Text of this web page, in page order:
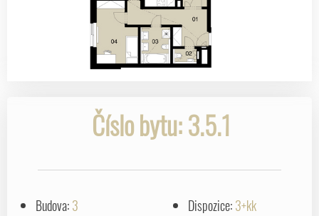
Číslo bytu: 3.5.1
Budova:3 Dispozice:3+kk